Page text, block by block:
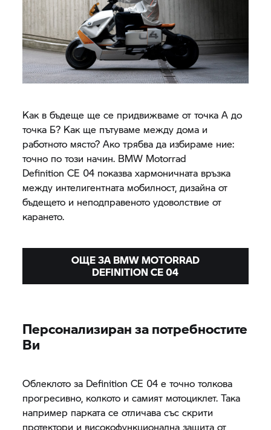
Как в бъдеще ще се придвижваме от точка А до
точка Б? Как ще пътуваме между дома и
работното място? Ако трябва да избираме ние:
точно по този начин. BMW Motorrad
Definition CE 04 показва хармоничната връзка
между интелигентната мобилност, дизайна от
бъдещето и неподправеното удоволствие от
карането.
ОЩЕ ЗА BMW MOTORRAD
DEFINITION CE 04
Персонализиран за потребностите
Ви
Облеклото за Definition CE 04 е точно толкова
прогресивно, колкото и самият мотоциклет. Така
например парката се отличава със скрити
протектори и високофункционална защита от